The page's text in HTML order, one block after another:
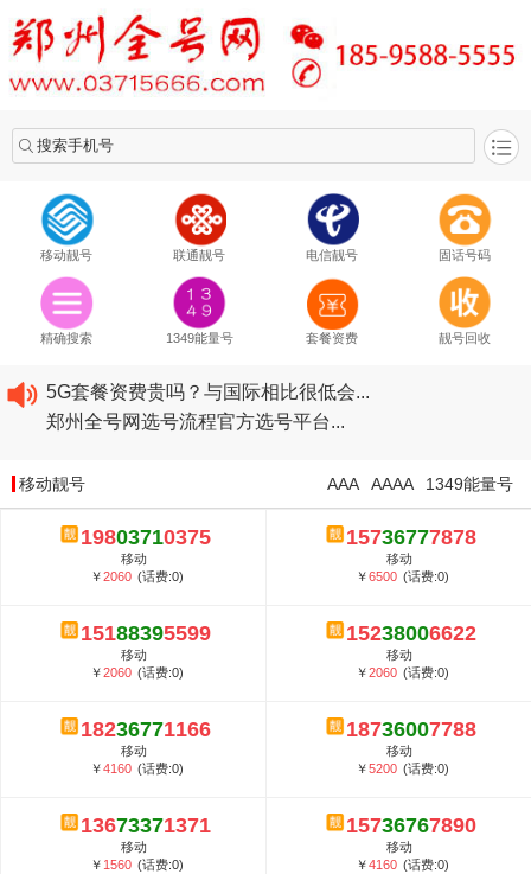
搜索手机号
移动靓号 联通靓号 电信靓号 固话号码
精确搜索 1349能量号 套餐资费 靓号回收
2020​移动最新套餐资费...
2020​联通最新套餐资费...
5G套餐资费贵吗？与国际相比很低会...
郑州全号网选号流程官方选号平台...
2020​联通最新套餐资费...
2020​电信最新套餐资费...
5G套餐资费贵吗？与国际相比很低会...
郑州全号网选号流程官方选号平台...
移动靓号 1349能量号
AAAA
AAA
19803710375
移动
￥2060 (话费:0)
15736777878
移动
￥6500 (话费:0)
15188395599
移动
￥2060 (话费:0)
15238006622
移动
￥2060 (话费:0)
18236771166
移动
￥4160 (话费:0)
18736007788
移动
￥5200 (话费:0)
13673371371
移动
￥ 1560 (话费:0)
15736767890
移动
￥4160 (话费:0)